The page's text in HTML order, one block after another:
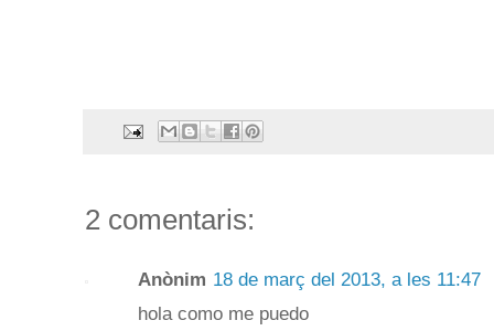
2 comentaris:
Anònim 18 de març del 2013, a les 11:47
hola como me puedo